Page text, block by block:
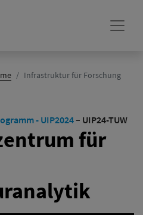
Infrastruktur für Forschung(Aktiv)
- UIP2024– UIP24-TUW
für